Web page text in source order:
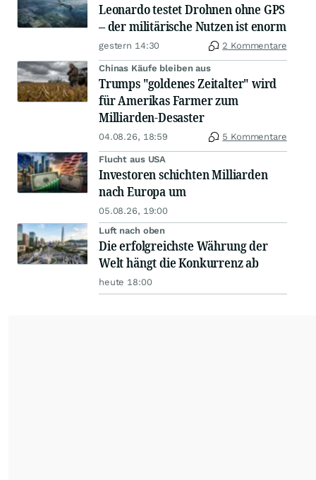
Leonardo testet Drohnen ohne GPS
– der militärische Nutzen ist enorm
gestern 14:30 2 Kommentare
Chinas Käufe bleiben aus
Trumps "goldenes Zeitalter" wird
für Amerikas Farmer zum
Milliarden-Desaster
04.08.26, 18:59 5 Kommentare
Flucht aus USA
Investoren schichten Milliarden
nach Europa um
05.08.26, 19:00
Luft nach oben
Die erfolgreichste Währung der
Welt hängt die Konkurrenz ab
heute 18:00